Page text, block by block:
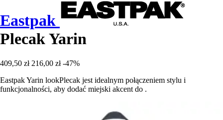
Eastpak
Plecak Yarin
409,50 zł 216,00 zł -47%
Eastpak Yarin lookPlecak jest idealnym połączeniem stylu i
funkcjonalności, aby dodać miejski akcent do .